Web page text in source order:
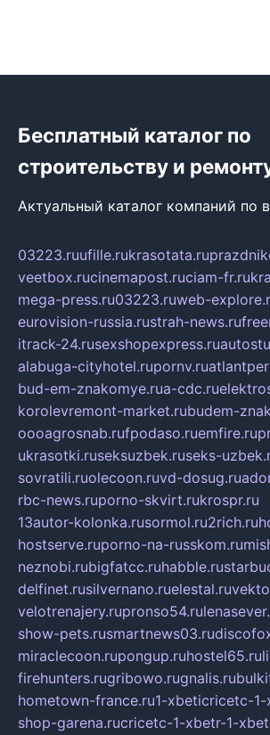
Бесплатный каталог по
строительству и
Актуальный каталог компаний по
03223.ruufille.rukrasotata.ru
veetbox.rucinemapost.ruciam-fr.ru
mega-press.ru03223.ruweb-
eurovision-russia.rustrah-news.ru
itrack-24.rusexshopexpress.ru
alabuga-cityhotel.rupornv.ru
bud-em-znakomye.rua-cdc.ru
korolevremont-market.rubudem-
oooagrosnab.rufpodaso.ruemfire.ru
ukrasotki.ruseksuzbek.ruseks-
sovratili.ruolecoon.ruvd-dosug.ru
rbc-news.ruporno-skvirt.rukrospr.ru
13autor-kolonka.rusormol.ru2rich.ru
hostserve.ruporno-na-russkom.ru
neznobi.rubigfatcc.ruhabble.ru
delfinet.rusilvernano.ruelestal.ru
velotrenajery.rupronso54.ru
show-pets.rusmartnews03.ru
miraclecoon.rupongup.ruhostel65.ru
firehunters.rugribowo.rugnalis.ru
hometown-france.ru1-xbeticricetc-
shop-garena.rucricetc-1-xbetr-1-